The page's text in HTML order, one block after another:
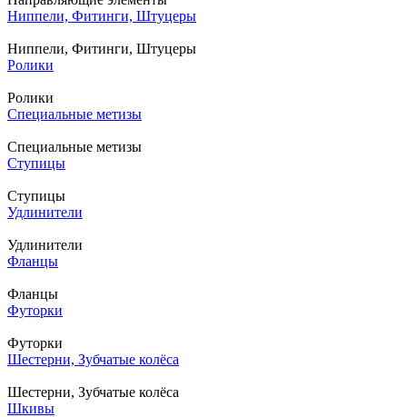
Ниппели, Фитинги, Штуцеры
Ниппели, Фитинги, Штуцеры
Ролики
Ролики
Специальные метизы
Специальные метизы
Ступицы
Ступицы
Удлинители
Удлинители
Фланцы
Фланцы
Футорки
Футорки
Шестерни, Зубчатые колёса
Шестерни, Зубчатые колёса
Шкивы